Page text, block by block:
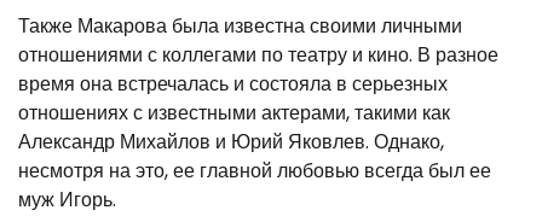
Также Макарова была известна своими личными
отношениями с коллегами по театру и кино. В разное
время она встречалась и состояла в серьезных
отношениях с известными актерами, такими как
Александр Михайлов и Юрий Яковлев. Однако,
несмотря на это, ее главной любовью всегда был ее
муж Игорь.